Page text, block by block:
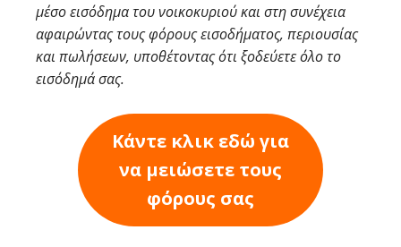
μέσο εισόδημα του νοικοκυριού και στη συνέχεια
αφαιρώντας τους φόρους εισοδήματος, περιουσίας
και πωλήσεων, υποθέτοντας ότι ξοδεύετε όλο το
εισόδημά σας.
Κάντε κλικ εδώ για
να μειώσετε τους
φόρους σας